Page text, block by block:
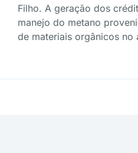
Filho. A geração dos
manejo do metano
de materiais orgânicos no